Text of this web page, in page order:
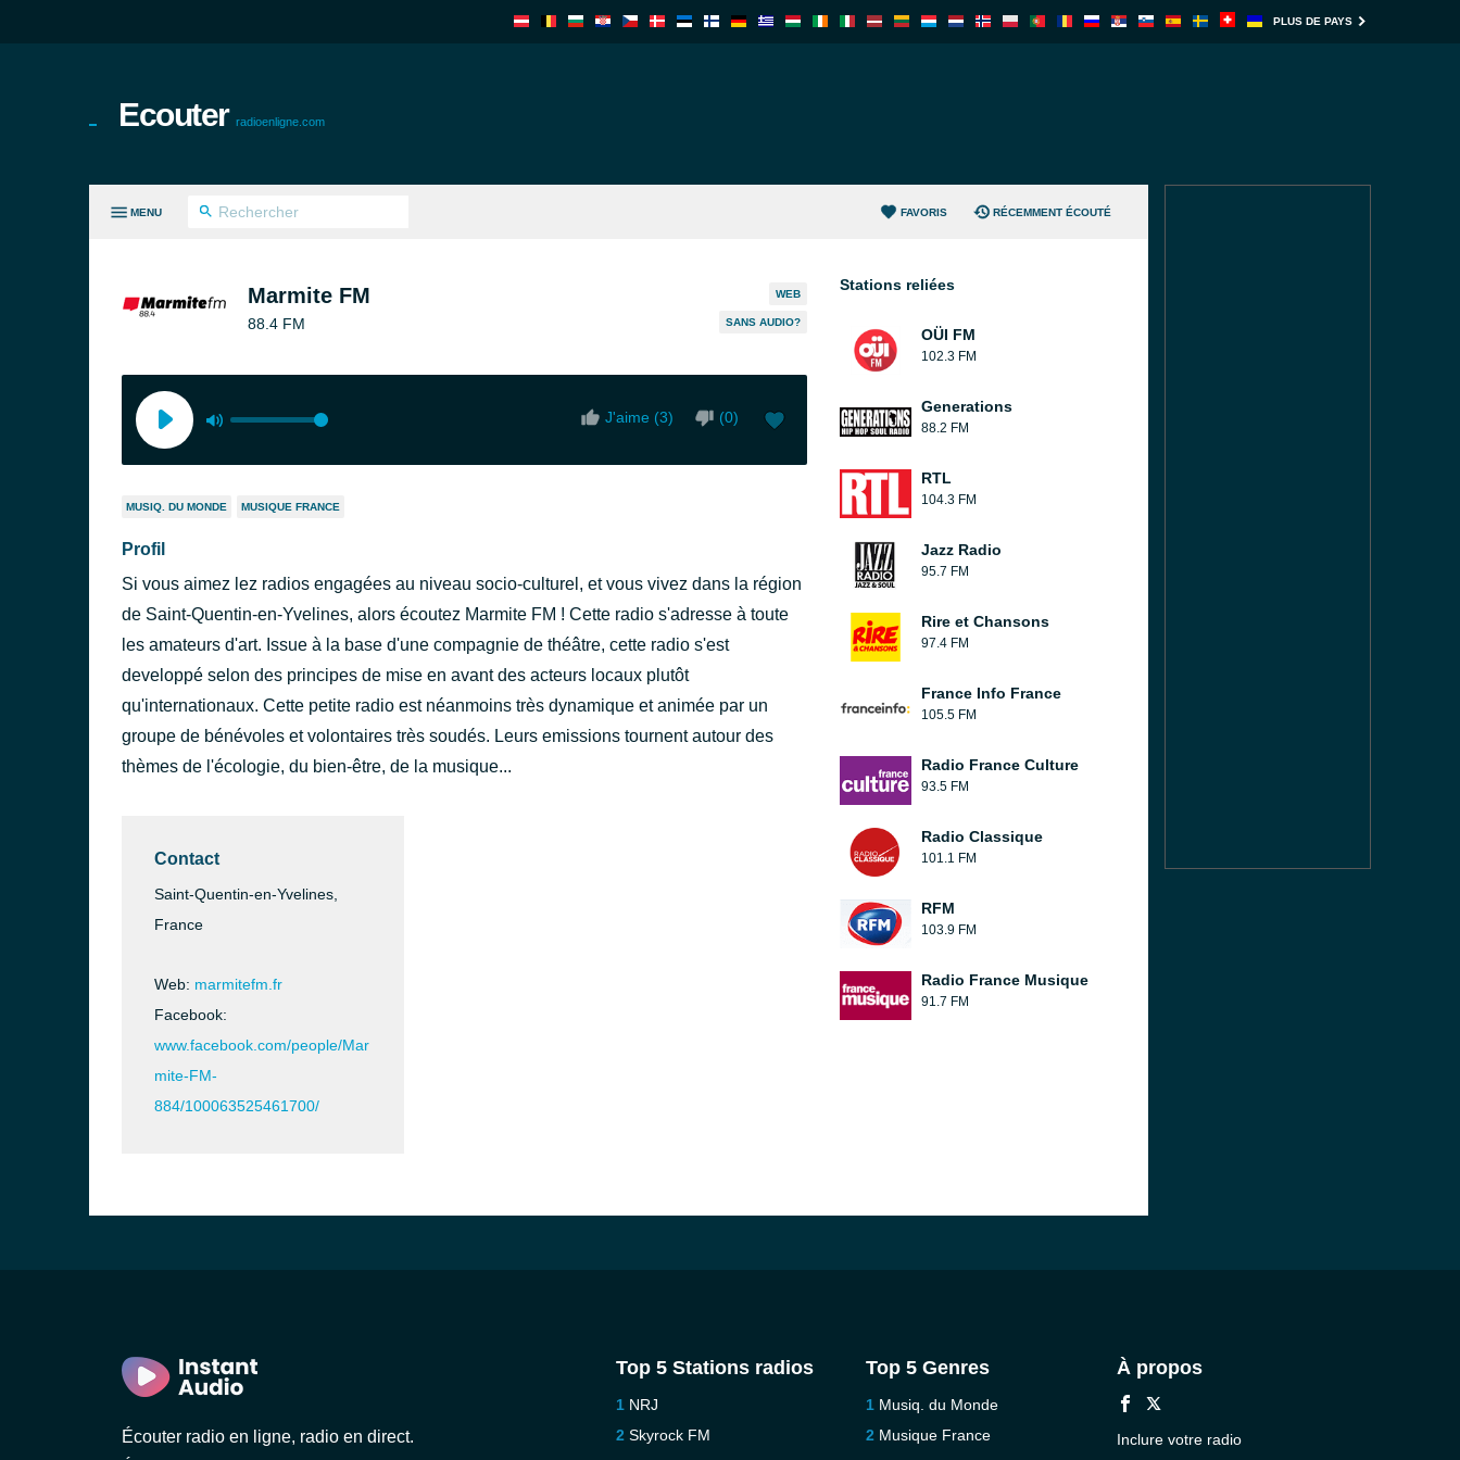
PLUS DE PAYS
Ecouter radioenligne.com
MENU FAVORIS RÉCEMMENT ÉCOUTÉ
Marmite FM
88.4 FM
WEB
SANS AUDIO?
J'aime (3) (0)
MUSIQ. DU MONDE MUSIQUE FRANCE
Profil
Si vous aimez lez radios engagées au niveau socio-culturel, et vous vivez dans la région
de Saint-Quentin-en-Yvelines, alors écoutez Marmite FM ! Cette radio s'adresse à toute
les amateurs d'art. Issue à la base d'une compagnie de théâtre, cette radio s'est
developpé selon des principes de mise en avant des acteurs locaux plutôt
qu'internationaux. Cette petite radio est néanmoins très dynamique et animée par un
groupe de bénévoles et volontaires très soudés. Leurs emissions tournent autour des
thèmes de l'écologie, du bien-être, de la musique...
Contact
Saint-Quentin-en-Yvelines,
France
Web: marmitefm.fr
Facebook:
www.facebook.com/people/Mar
mite-FM-
884/100063525461700/
Stations reliées
OÜI FM
102.3 FM
Generations
88.2 FM
RTL
104.3 FM
Jazz Radio
95.7 FM
Rire et Chansons
97.4 FM
France Info France
105.5 FM
Radio France Culture
93.5 FM
Radio Classique
101.1 FM
RFM
103.9 FM
Radio France Musique
91.7 FM
Écouter radio en ligne, radio en direct.
Top 5 Stations radios
NRJ
Skyrock FM
Top 5 Genres
Musiq. du Monde
Musique France
À propos
Inclure votre radio